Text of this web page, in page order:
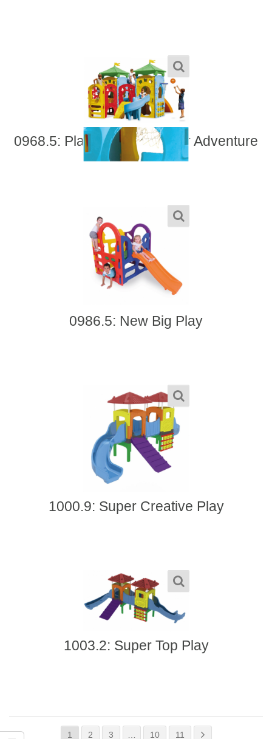
0968.5: Playground Modular Adventure
0986.5: New Big Play
1000.9: Super Creative Play
1003.2: Super Top Play
1 2 3 10 11